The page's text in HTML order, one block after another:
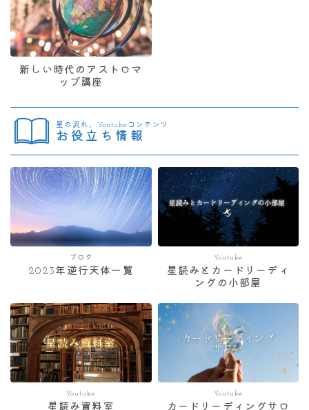
新しい時代のアストロマ
ップ講座
星の流れ、Youtubeコンテンツ
お役立ち情報
ブログ
2023年逆行天体一覧
Youtube
星読みとカードリーディ
ングの小部屋
Youtube
星読み資料室
Youtube
カードリーディングサロ